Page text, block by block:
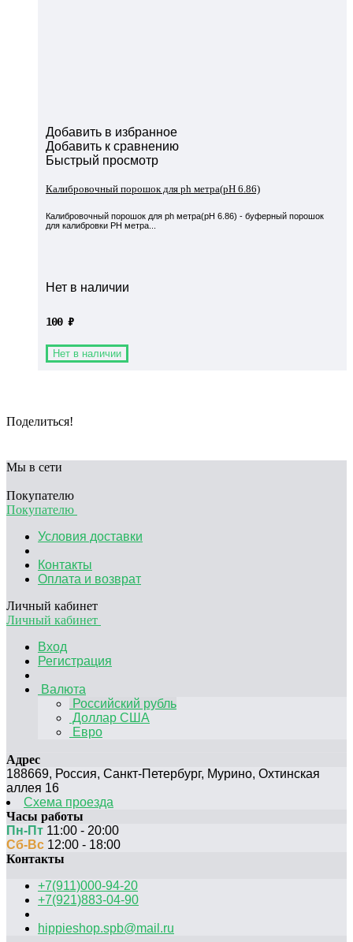
Добавить в избранное
Добавить к сравнению
Быстрый просмотр
​Калибровочный порошок для ph метра(pH 6.86)​
​Калибровочный порошок для ph метра(pH 6.86)​ - буферный порошок
для калибровки PH метра...
Нет в наличии
100 ₽
Нет в наличии
Поделиться!
Мы в сети
Покупателю
Покупателю
Условия доставки
Контакты
Оплата и возврат
Личный кабинет
Личный кабинет
Вход
Регистрация
Валюта
Российский рубль
Доллар США
Евро
Адрес
188669, Россия, Санкт-Петербург, Мурино, Охтинская
аллея 16
Схема проезда
Часы работы
Пн-Пт 11:00 - 20:00
Сб-Вс 12:00 - 18:00
Контакты
+7(911)000-94-20
+7(921)883-04-90
hippieshop.spb@mail.ru